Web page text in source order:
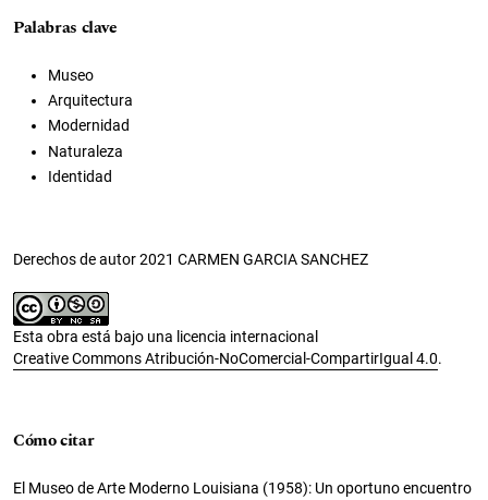
Palabras clave
Museo
Arquitectura
Modernidad
Naturaleza
Identidad
Derechos de autor 2021 CARMEN GARCIA SANCHEZ
Esta obra está bajo una licencia internacional
Creative Commons Atribución-NoComercial-CompartirIgual 4.0.
Cómo citar
El Museo de Arte Moderno Louisiana (1958): Un oportuno encuentro